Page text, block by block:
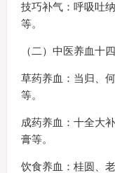
技巧补气：呼吸吐
等。
（二）中医养血十
草药养血：当归、
等。
成药养血：十全大
膏等。
饮食养血：桂圆、